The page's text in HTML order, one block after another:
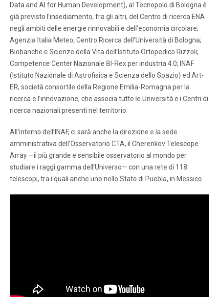
Data and AI for Human Development), al Tecnopolo di Bologna è
già previsto l’insediamento, fra gli altri, del Centro di ricerca ENA
negli ambiti delle energie rinnovabili e dell’economia circolare;
Agenzia Italia Meteo, Centro Ricerca dell’Università di Bologna;
Biobanche e Scienze della Vita dell’Istituto Ortopedico Rizzoli;
Competence Center Nazionale BI-Rex per industria 4.0; INAF
(Istituto Nazionale di Astrofisica e Scienza dello Spazio) ed Art-
ER, società consortile della Regione Emilia-Romagna per la
ricerca e l’innovazione, che associa tutte le Università e i Centri di
ricerca nazionali presenti nel territorio.
All’interno dell’INAF, ci sarà anche la direzione e la sede
amministrativa dell’Osservatorio CTA, il Cherenkov Telescope
Array —il più grande e sensibile osservatorio al mondo per
studiare i raggi gamma dell’Universo— con una rete di 118
telescopi, tra i quali anche uno nello Stato di Puebla, in Messico.